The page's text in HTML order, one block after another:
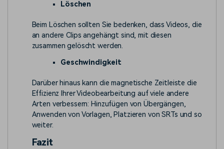
Löschen
Beim Löschen sollten Sie bedenken, dass Videos, die
an andere Clips angehängt sind, mit diesen
zusammen gelöscht werden.
Geschwindigkeit
Darüber hinaus kann die magnetische Zeitleiste die
Effizienz Ihrer Videobearbeitung auf viele andere
Arten verbessern: Hinzufügen von Übergängen,
Anwenden von Vorlagen, Platzieren von SRTs und so
weiter.
Fazit